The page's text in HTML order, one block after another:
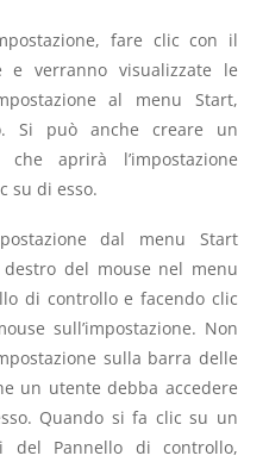
fare clic con il
e verranno visualizzate le
al menu Start,
Si può anche creare un
aprirà l’impostazione
su di esso.
dal menu Start
del mouse nel menu
di controllo e facendo clic
sull’impostazione. Non
sulla barra delle
un utente debba accedere
Quando si fa clic su un
del Pannello di controllo,